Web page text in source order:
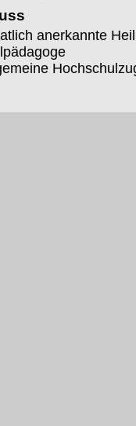
anerkannte